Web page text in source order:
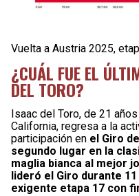
Vuelta a Austria 2025,
¿CUÁL FUE EL
DEL TORO?
Isaac del Toro, de 21
California, regresa a la
participación en el Giro
segundo lugar en la
maglia bianca al mejor
lideró el Giro durante
exigente etapa 17 con